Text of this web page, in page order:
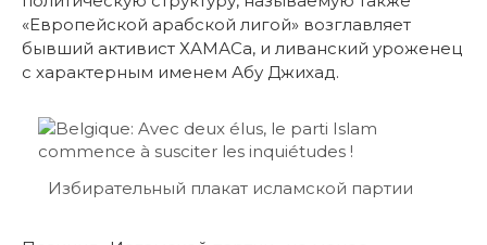
«Европейской арабской лигой» возглавляет
бывший активист ХАМАСа, и ливанский уроженец
с характерным именем Абу Джихад.
Избирательный плакат исламской партии